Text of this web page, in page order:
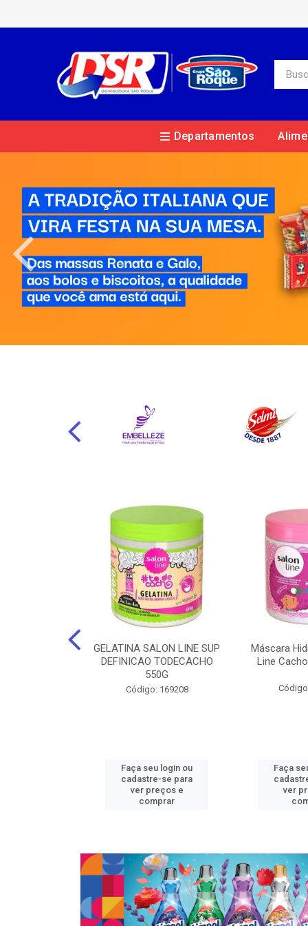
Departamentos
GELATINA SALON LINE SUP
DEFINICAO TODECACHO
550G
Código: 169208
Faça seu login ou
cadastre-se para
ver preços e
comprar
Máscara
Line
Faça
ver